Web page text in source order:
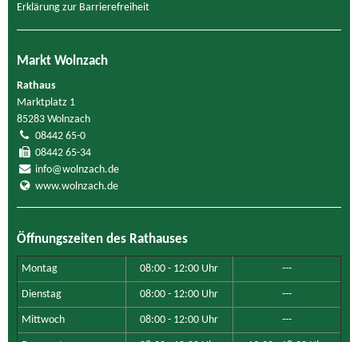
Erklärung zur Barrierefreiheit
Markt Wolnzach
Rathaus
Marktplatz 1
85283 Wolnzach
08442 65-0
08442 65-34
info@wolnzach.de
www.wolnzach.de
Öffnungszeiten des Rathauses
Montag 08:00 - 12:00 Uhr ---
Dienstag 08:00 - 12:00 Uhr ---
Mittwoch 08:00 - 12:00 Uhr ---